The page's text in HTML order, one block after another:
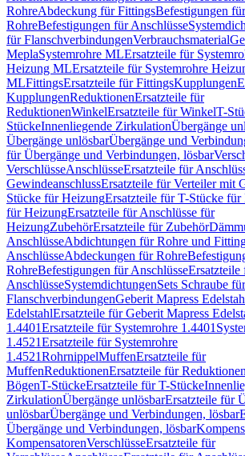
RohreAbdeckung für FittingsBefestigungen für
RohreBefestigungen für Anschlüsse
für FlanschverbindungenVerbrauchsmaterial
MeplaSystemrohre MLErsatzteile für
Heizung MLErsatzteile für Systemrohre
MLFittingsErsatzteile für FittingsKupplungen
KupplungenReduktionenErsatzteile für
ReduktionenWinkelErsatzteile für WinkelT-
StückeInnenliegende ZirkulationÜbergänge
Übergänge unlösbarÜbergänge und
für Übergänge und Verbindungen, lösbar
VerschlüsseAnschlüsseErsatzteile für
GewindeanschlussErsatzteile für Verteiler mit
Stücke für HeizungErsatzteile für T-Stücke für
für HeizungErsatzteile für Anschlüsse für
HeizungZubehörErsatzteile für Zubehör
AnschlüsseAbdichtungen für Rohre und
AnschlüsseAbdeckungen für Rohre
RohreBefestigungen für AnschlüsseErsatzteile
AnschlüsseSystemdichtungenSets Schraube für
FlanschverbindungenGeberit Mapress
EdelstahlErsatzteile für Geberit Mapress
1.4401Ersatzteile für Systemrohre 1.4401
1.4521Ersatzteile für Systemrohre
1.4521RohrnippelMuffenErsatzteile für
MuffenReduktionenErsatzteile für Reduktionen
BögenT-StückeErsatzteile für T-Stücke
ZirkulationÜbergänge unlösbarErsatzteile für
unlösbarÜbergänge und Verbindungen, lösbar
Übergänge und Verbindungen, lösbar
KompensatorenVerschlüsseErsatzteile für